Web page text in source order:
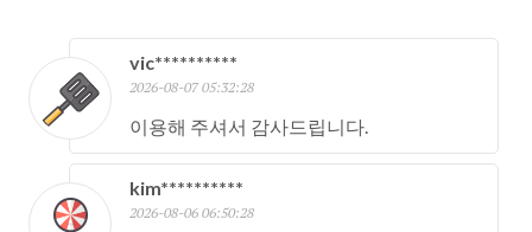
vic**********
2026-08-07 05:32:28
이용해 주셔서 감사드립니다.
kim**********
2026-08-06 06:50:28